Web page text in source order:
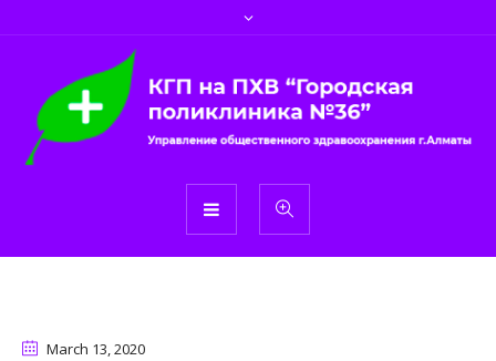
March 13, 2020